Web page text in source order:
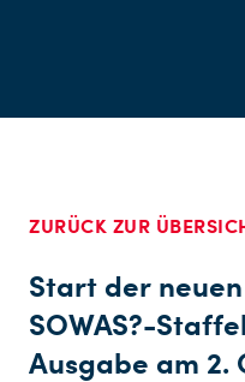
ZURÜCK ZUR
Start der neuen
SOWAS?-
Ausgabe am 2.